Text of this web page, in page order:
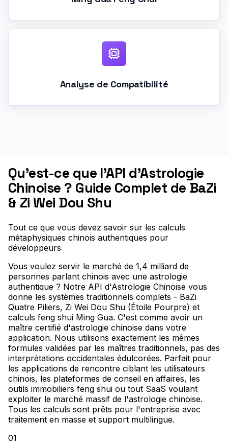
Analyse de Compatibilité
Qu'est-ce que l'API d'Astrologie
Chinoise ? Guide Complet de BaZi
& Zi Wei Dou Shu
Tout ce que vous devez savoir sur les calculs
métaphysiques chinois authentiques pour
développeurs
Vous voulez servir le marché de 1,4 milliard de
personnes parlant chinois avec une astrologie
authentique ? Notre API d'Astrologie Chinoise vous
donne les systèmes traditionnels complets - BaZi
Quatre Piliers, Zi Wei Dou Shu (Étoile Pourpre) et
calculs feng shui Ming Gua. C'est comme avoir un
maître certifié d'astrologie chinoise dans votre
application. Nous utilisons exactement les mêmes
formules validées par les maîtres traditionnels, pas des
interprétations occidentales édulcorées. Parfait pour
les applications de rencontre ciblant les utilisateurs
chinois, les plateformes de conseil en affaires, les
outils immobiliers feng shui ou tout SaaS voulant
exploiter le marché massif de l'astrologie chinoise.
Tous les calculs sont prêts pour l'entreprise avec
traitement en masse et support multilingue.
01